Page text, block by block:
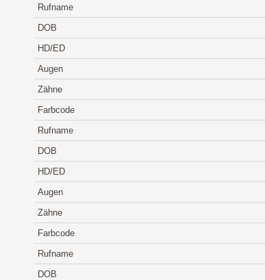
Rufname
DOB
HD/ED
Augen
Zähne
Farbcode
Rufname
DOB
HD/ED
Augen
Zähne
Farbcode
Rufname
DOB